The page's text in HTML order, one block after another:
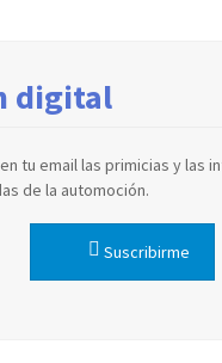
digital
tu email las primicias y las
de la automoción.
Suscribirme